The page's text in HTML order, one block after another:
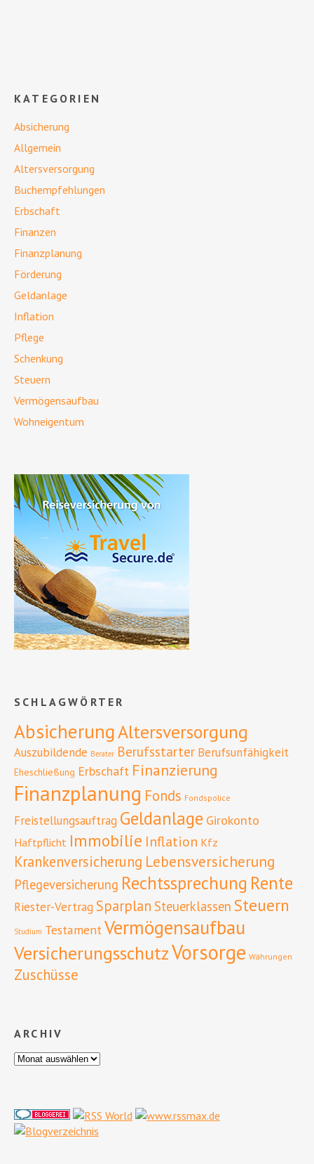
KATEGORIEN
Absicherung
Allgemein
Altersversorgung
Buchempfehlungen
Erbschaft
Finanzen
Finanzplanung
Förderung
Geldanlage
Inflation
Pflege
Schenkung
Steuern
Vermögensaufbau
Wohneigentum
SCHLAGWÖRTER
AbsicherungAltersversorgung
Auszubildende Berater Berufsstarter Berufsunfähigkeit
Eheschließung Erbschaft Finanzierung
Finanzplanung Fonds Fondspolice
Freistellungsauftrag Geldanlage Girokonto
Haftpflicht Immobilie Inflation Kfz
Krankenversicherung Lebensversicherung
Pflegeversicherung Rechtssprechung Rente
Riester-Vertrag Sparplan Steuerklassen Steuern
Studium TestamentVermögensaufbau
VersicherungsschutzVorsorge Währungen
Zuschüsse
ARCHIV